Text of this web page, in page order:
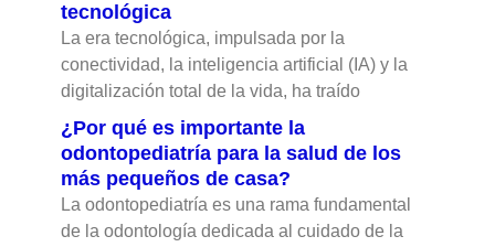
tecnológica
La era tecnológica, impulsada por la
conectividad, la inteligencia artificial (IA) y la
digitalización total de la vida, ha traído
¿Por qué es importante la
odontopediatría para la salud de los
más pequeños de casa?
La odontopediatría es una rama fundamental
de la odontología dedicada al cuidado de la